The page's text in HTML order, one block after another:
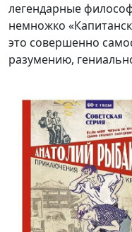
легендарные
немножко
это совершенно
разумению,